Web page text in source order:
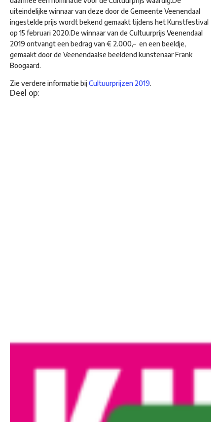
uiteindelijke winnaar van deze door de Gemeente Veenendaal
ingestelde prijs wordt bekend gemaakt tijdens het Kunstfestival
op 15 februari 2020.De winnaar van de Cultuurprijs Veenendaal
2019 ontvangt een bedrag van € 2.000,– en een beeldje,
gemaakt door de Veenendaalse beeldend kunstenaar Frank
Boogaard.
Zie verdere informatie bijCultuurprijzen 2019.
Deel op: